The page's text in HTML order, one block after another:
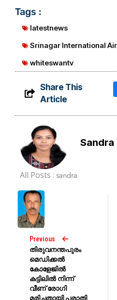
Tags :
latestnews
Srinagar International
whiteswantv
Share This
Article
Sandra
All Posts :sandra
Previous
തിരുവനന്തപുരം
മെഡിക്കല്‍
കോളേജില്‍
കട്ടിലില്‍ നിന്ന്
വീണ് രോഗി
മരിച്ചതായി പരാതി